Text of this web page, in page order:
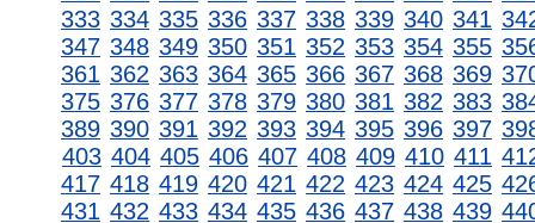
333 334 335 336 337 338 339 340 341
347 348 349 350 351 352 353 354 355
361 362 363 364 365 366 367 368 369
375 376 377 378 379 380 381 382 383
389 390 391 392 393 394 395 396 397
403 404 405 406 407 408 409 410 411
417 418 419 420 421 422 423 424 425
431 432 433 434 435 436 437 438 439